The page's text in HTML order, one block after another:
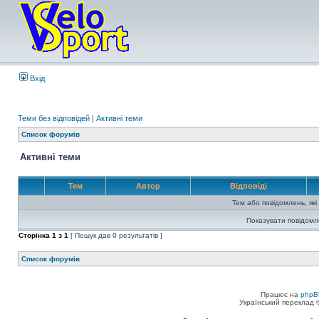
Вхід
Теми без відповідей | Активні теми
Список форумів
Активні теми
Тем Автор Відповіді
Тем або повідомлень,
Показувати
Сторінка 1 з 1 [ Пошук дав 0 результатів ]
Список форумів
Працює на
Український